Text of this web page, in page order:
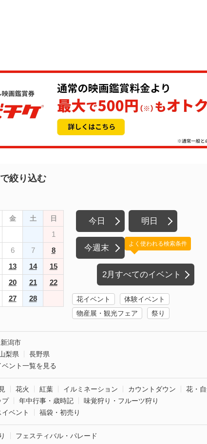
絞り込む
金 土 日
1
6 7
8
13 14
15
20 21
22
27 28
今日 明日
今週末
2月すべてのイベント
よく使われる検索条件
花イベント
体験イベント
物産展・観光フェア
祭り
新潟市
梨県
長野県
ント一覧を見る
花火 紅葉 イルミネーション カウントダウン
花・
プ
年中行事・歳時記
味覚狩り・フルーツ狩り
ベント
福袋・初売り
フェスティバル・パレード